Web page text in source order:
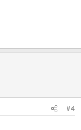
#4